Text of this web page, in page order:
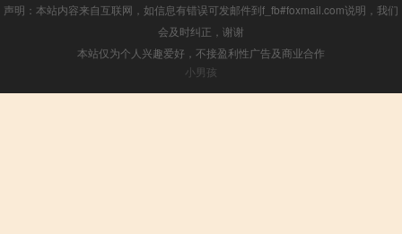
声明：本站内容来自互联网，如信息有错误可发邮件到f_fb#foxmail.com说明，我们
会及时纠正，谢谢
本站仅为个人兴趣爱好，不接盈利性广告及商业合作
小男孩